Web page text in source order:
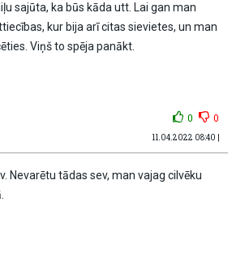
sajūta, ka būs kāda utt. Lai gan man
kur bija arī citas sievietes, un man
Viņš to spēja panākt.
0 0
11.04.2022 08:40 |
Nevarētu tādas sev, man vajag cilvēku